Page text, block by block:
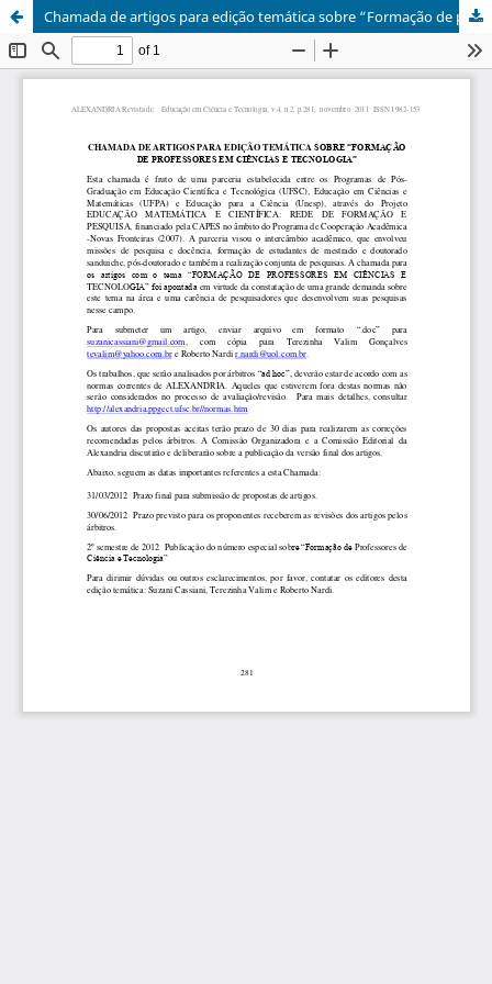
Chamada de artigos para edição temática sobre “Formação de professores em ciências e tecnologia”